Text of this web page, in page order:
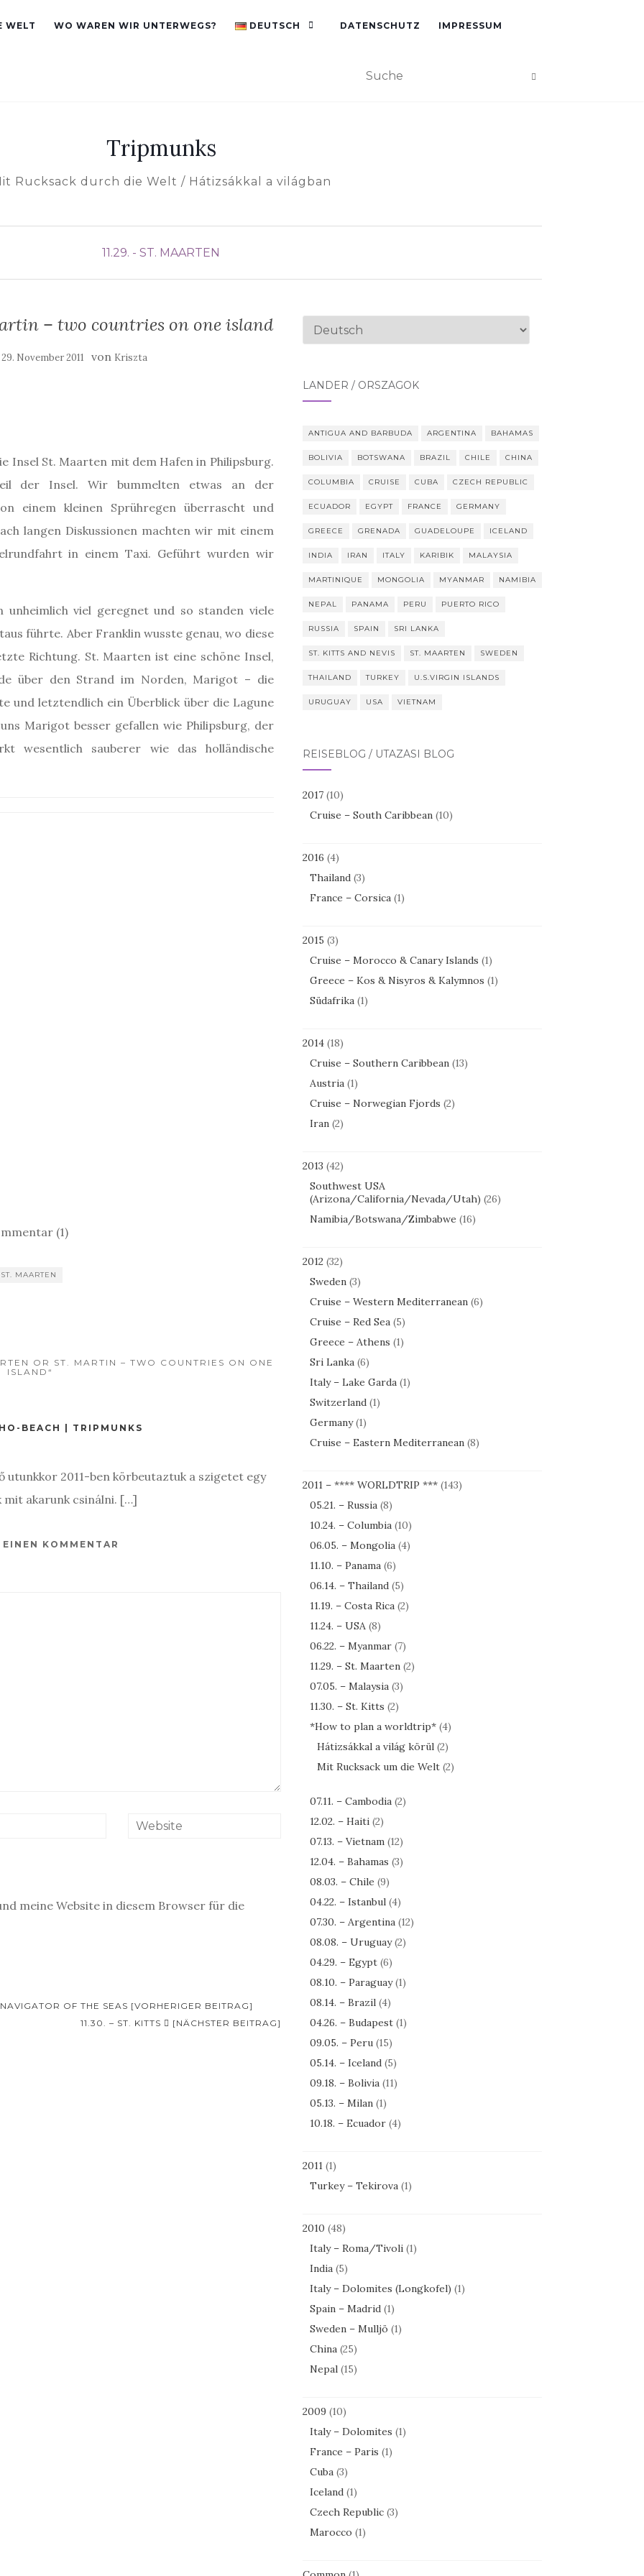
WELT WO WAREN WIR UNTERWEGS? DEUTSCH DATENSCHUTZ IMPRESSUM
Tripmunks
Rucksack durch die Welt / Hátizsákkal a világban
11.29. - ST. MAARTEN
– two countries on one island
29. November 2011 von Kriszta
Insel St. Maarten mit dem Hafen in Philipsburg.
der Insel. Wir bummelten etwas an der
einem kleinen Sprühregen überrascht und
langen Diskussionen machten wir mit einem
in einem Taxi. Geführt wurden wir
viel geregnet und so standen viele
führte. Aber Franklin wusste genau, wo diese
Richtung. St. Maarten ist eine schöne Insel,
über den Strand im Norden, Marigot – die
und letztendlich ein Überblick über die Lagune
Marigot besser gefallen wie Philipsburg, der
wesentlich sauberer wie das holländische
(1)
ST. MAARTEN
OR ST. MARTIN – TWO COUNTRIES ON ONE
ISLAND“
BEACH | TRIPMUNKS
2011-ben körbeutaztuk a szigetet egy
mit akarunk csinálni. […]
EINEN KOMMENTAR
meine Website in diesem Browser für die
OF THE SEAS [VORHERIGER BEITRAG]
11.30. – ST. KITTS
[NÄCHSTER BEITRAG]
Sprache
LÄNDER / ORSZÁGOK
ANTIGUA AND BARBUDA ARGENTINA BAHAMAS
BOLIVIA BOTSWANA BRAZIL CHILE CHINA
COLUMBIA CRUISE CUBA CZECH REPUBLIC
ECUADOR EGYPT FRANCE GERMANY
GREECE GRENADA GUADELOUPE ICELAND
INDIA IRAN ITALY KARIBIK MALAYSIA
MARTINIQUE MONGOLIA MYANMAR NAMIBIA
NEPAL PANAMA PERU PUERTO RICO
RUSSIA SPAIN SRI LANKA
ST. KITTS AND NEVIS ST. MAARTEN SWEDEN
THAILAND TURKEY U.S.VIRGIN ISLANDS
URUGUAY USA VIETNAM
REISEBLOG / UTAZÁSI BLOG
2017(10)
Cruise – South Caribbean(10)
2016 (4)
Thailand(3)
France – Corsica(1)
2015 (3)
Cruise – Morocco & Canary Islands (1)
Greece – Kos & Nisyros & Kalymnos (1)
Südafrika(1)
2014(18)
Cruise – Southern Caribbean(13)
Austria(1)
Cruise – Norwegian Fjords (2)
Iran(2)
2013 (42)
Southwest USA
(Arizona/California/Nevada/Utah) (26)
Namibia/Botswana/Zimbabwe (16)
2012(32)
Sweden(3)
Cruise – Western Mediterranean(6)
Cruise – Red Sea(5)
Greece – Athens (1)
Sri Lanka(6)
Italy – Lake Garda(1)
Switzerland(1)
Germany(1)
Cruise – Eastern Mediterranean(8)
2011 – **** WORLDTRIP ***(143)
05.21. – Russia(8)
10.24. – Columbia(10)
06.05. – Mongolia(4)
11.10. – Panama(6)
06.14. – Thailand(5)
11.19. – Costa Rica(2)
11.24. – USA(8)
06.22. – Myanmar(7)
11.29. – St. Maarten(2)
07.05. – Malaysia(3)
11.30. – St. Kitts (2)
*How to plan a worldtrip*(4)
Hátizsákkal a világ körül(2)
Mit Rucksack um die Welt(2)
07.11. – Cambodia(2)
12.02. – Haiti(2)
07.13. – Vietnam(12)
12.04. – Bahamas (3)
08.03. – Chile (9)
04.22. – Istanbul(4)
07.30. – Argentina(12)
08.08. – Uruguay(2)
04.29. – Egypt(6)
08.10. – Paraguay(1)
08.14. – Brazil(4)
04.26. – Budapest(1)
09.05. – Peru(15)
05.14. – Iceland(5)
09.18. – Bolivia(11)
05.13. – Milan(1)
10.18. – Ecuador(4)
2011(1)
Turkey – Tekirova(1)
2010 (48)
Italy – Roma/Tivoli(1)
India(5)
Italy – Dolomites (Longkofel) (1)
Spain – Madrid(1)
Sweden – Mulljö (1)
China(25)
Nepal(15)
2009 (10)
Italy – Dolomites (1)
France – Paris (1)
Cuba(3)
Iceland(1)
Czech Republic(3)
Marocco (1)